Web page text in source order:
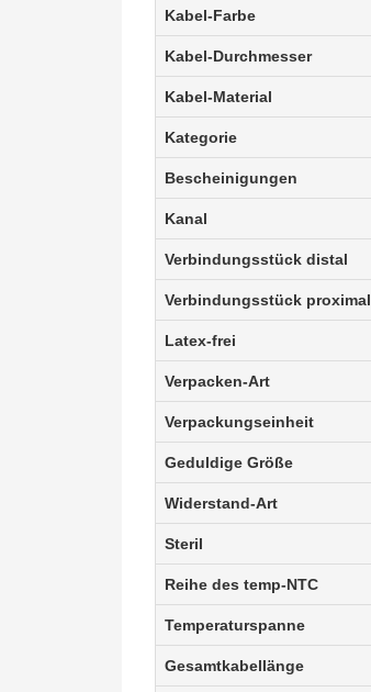
Kabel-Farbe
Kabel-Durchmesser
Kabel-Material
Kategorie
Bescheinigungen
Kanal
Verbindungsstück distal
Verbindungsstück proximal
Latex-frei
Verpacken-Art
Verpackungseinheit
Geduldige Größe
Widerstand-Art
Steril
Reihe des temp-NTC
Temperaturspanne
Gesamtkabellänge